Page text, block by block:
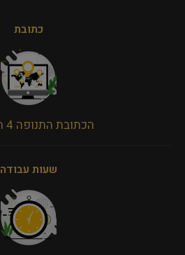
כתובת
הכתובת התנופה 4 תל אביב
שעות עבודה